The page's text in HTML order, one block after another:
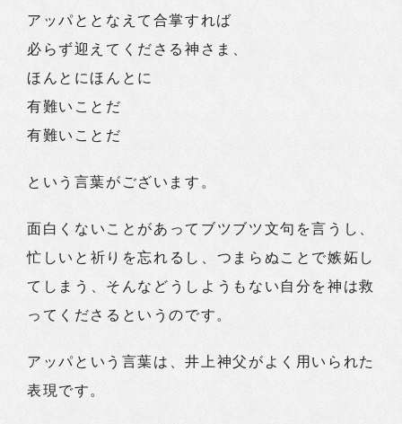
アッパととなえて合掌すれば
必らず迎えてくださる神さま、
ほんとにほんとに
有難いことだ
有難いことだ
という言葉がございます。
面白くないことがあってブツブツ文句を言うし、
忙しいと祈りを忘れるし、つまらぬことで嫉妬し
てしまう、そんなどうしようもない自分を神は救
ってくださるというのです。
アッパという言葉は、井上神父がよく用いられた
表現です。